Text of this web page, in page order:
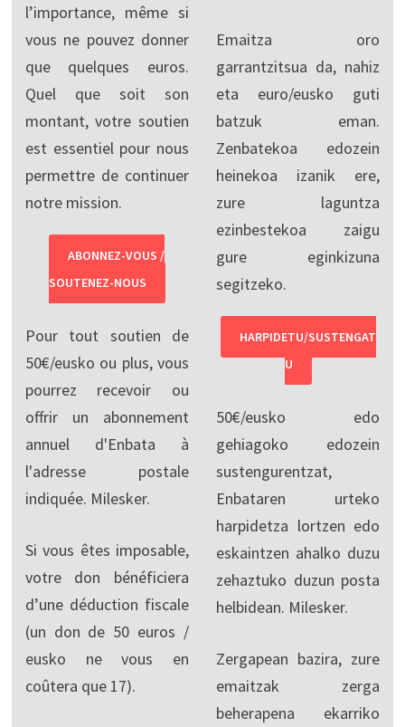
l’importance, même si
vous ne pouvez donner
que quelques euros.
Quel que soit son
montant, votre soutien
est essentiel pour nous
permettre de continuer
notre mission.
ABONNEZ-VOUS /
SOUTENEZ-NOUS
Pour tout soutien de
50€/eusko ou plus, vous
pourrez recevoir ou
offrir un abonnement
annuel d'Enbata à
l'adresse postale
indiquée. Milesker.
Si vous êtes imposable,
votre don bénéficiera
d’une déduction fiscale
(un don de 50 euros /
eusko ne vous en
coûtera que 17).
Emaitza oro
garrantzitsua da, nahiz
eta euro/eusko guti
batzuk eman.
Zenbatekoa edozein
heinekoa izanik ere,
zure laguntza
ezinbestekoa zaigu
gure eginkizuna
segitzeko.
HARPIDETU/SUSTENGAT
U
50€/eusko edo
gehiagoko edozein
sustengurentzat,
Enbataren urteko
harpidetza lortzen edo
eskaintzen ahalko duzu
zehaztuko duzun posta
helbidean. Milesker.
Zergapean bazira, zure
emaitzak zerga
beherapena ekarriko